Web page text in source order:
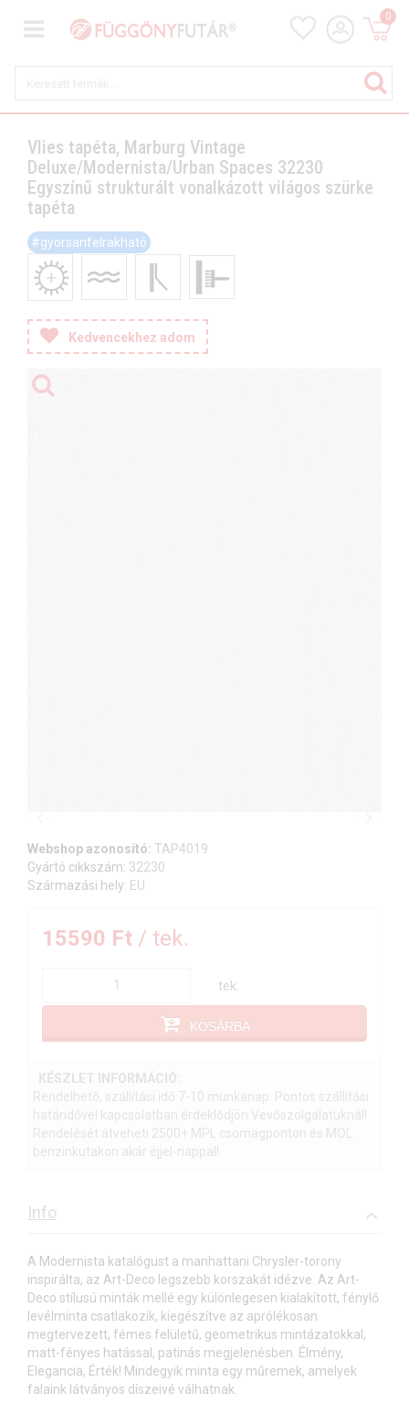
0
Vlies tapéta, Marburg Vintage
Deluxe/Modernista/Urban Spaces 32230
Egyszínű strukturált vonalkázott világos szürke
tapéta
#gyorsanfelrakható
Kedvencekhez adom
Webshop azonosító: TAP4019
Gyártó cikkszám: 32230
Származási hely: EU
15590 Ft / tek.
tek.
KOSÁRBA
KÉSZLET INFORMÁCIÓ:
Rendelhető, szállítási idő 7-10 munkanap. Pontos szállítási
határidővel kapcsolatban érdeklődjön Vevőszolgálatuknál!
Rendelését átveheti 2500+ MPL csomagponton és MOL
benzinkutakon akár éjjel-nappal!
Info
A Modernista katalógust a manhattani Chrysler-torony
inspirálta, az Art-Deco legszebb korszakát idézve. Az Art-
Deco stílusú minták mellé egy különlegesen kialakított, fénylő
levélminta csatlakozik, kiegészítve az aprólékosan
megtervezett, fémes felületű, geometrikus mintázatokkal,
matt-fényes hatással, patinás megjelenésben. Élmény,
Elegancia, Érték! Mindegyik minta egy műremek, amelyek
falaink látványos díszeivé válhatnak.